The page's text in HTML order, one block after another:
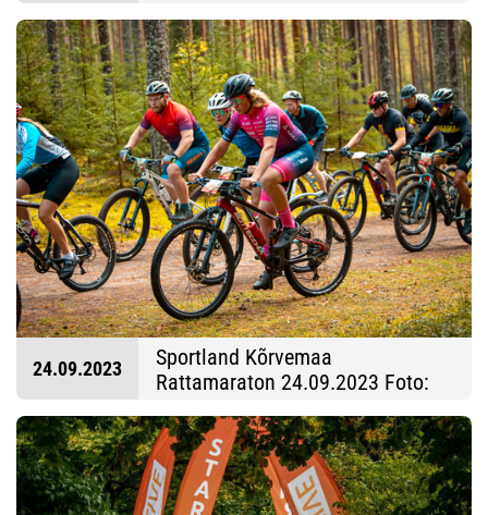
24.09.2023
Sportland Kõrvemaa
Rattamaraton 24.09.2023 Foto: